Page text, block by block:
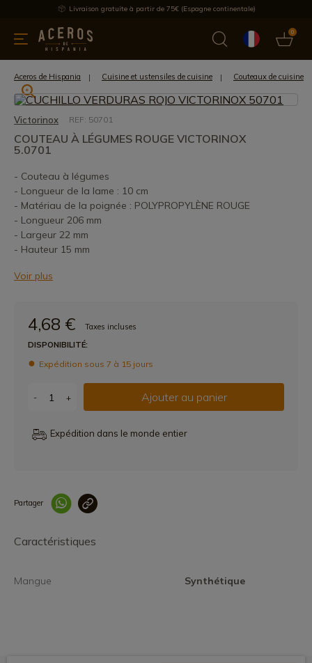
Livraison gratuite à partir de 75€ (Espagne continentale)
0
de cuisine Offre Dernières nouvelles Meilleures ventes
Aceros de Hispania Cuisine et ustensiles de cuisine Couteaux de cuisine
Victorinox REF: 50701
COUTEAU À LÉGUMES ROUGE VICTORINOX
5.0701
- Couteau à légumes
- Longueur de la lame : 10 cm
- Matériau de la poignée : POLYPROPYLÈNE ROUGE
- Longueur 206 mm
- Largeur 22 mm
- Hauteur 15 mm
Voir plus
4,68 €
Taxes incluses
DISPONIBILITÉ:
Expédition sous 7 à 15 jours
- + Ajouter au panier
Expédition dans le monde entier
Partager
Caractéristiques
Mangue Synthétique